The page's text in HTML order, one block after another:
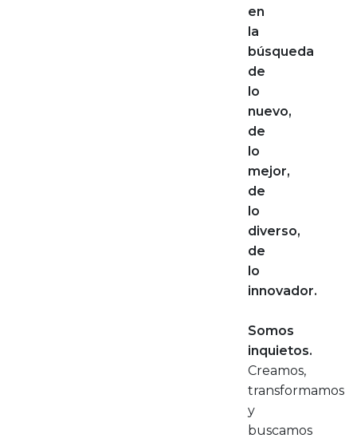
en
la
búsqueda
de
lo
nuevo,
de
lo
mejor,
de
lo
diverso,
de
lo
innovador.
Somos
inquietos.
Creamos,
transformamos
y
buscamos